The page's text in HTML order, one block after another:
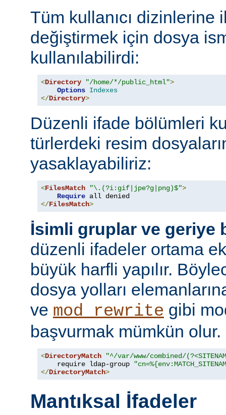
Tüm kullanıcı dizinlerine
değiştirmek için dosya
kullanılabilirdi:
<Directory "/home/*/public_html">
Options Indexes
</Directory>
Düzenli ifade bölümleri
türlerdeki resim
yasaklayabiliriz:
<FilesMatch "\.(?i:gif|jpe?g|png)$">
Require
</FilesMatch>
İsimli gruplar ve geriye
düzenli ifadeler ortama
büyük harfli yapılır.
dosya yolları
ve mod_rewrite gibi
başvurmak mümkün olur.
<DirectoryMatch
"^/var/www/combined/
    require ldap-group
</DirectoryMatch>
Mantıksal İfadeler